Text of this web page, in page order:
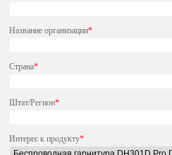
Название организации*
Страна*
Штат/Регион*
Интерес к продукту*